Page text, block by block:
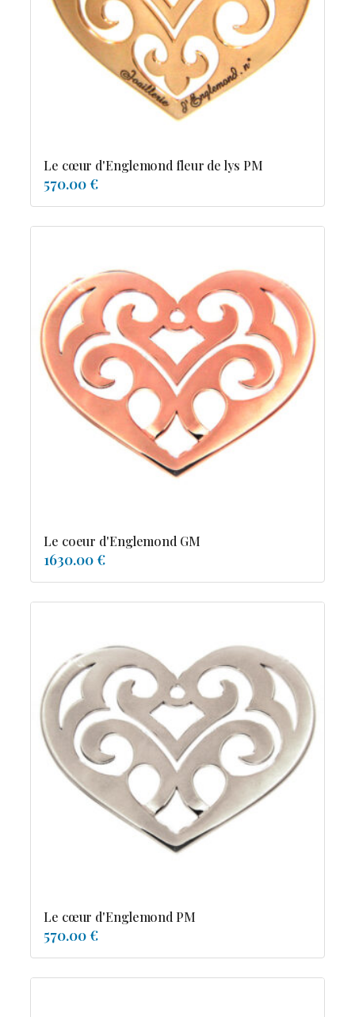
Resile
Reve-asie
Reve-de-pagode
Suspension et frissons
Diamants
Emeraude
Pierres de couleur
Saphir
rubis
saphir de couleur
tanzanite
tourmaline
Le cœur d'Englemond fleur de lys PM
570.00 €
Le coeur d'Englemond GM
1630.00 €
Le cœur d'Englemond PM
570.00 €